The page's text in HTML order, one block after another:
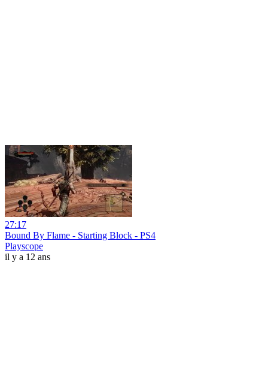
27:17
Bound By Flame - Starting Block - PS4
Playscope
il y a 12 ans